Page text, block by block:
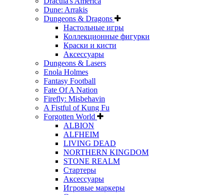
Dune: Arrakis
Dungeons & Dragons
Настольные игры
Коллекционные фигурки
Краски и кисти
Аксессуары
Dungeons & Lasers
Enola Holmes
Fantasy Football
Fate Of A Nation
Firefly: Misbehavin
A Fistful of Kung Fu
Forgotten World
ALBION
ALFHEIM
LIVING DEAD
NORTHERN KINGDOM
STONE REALM
Стартеры
Аксессуары
Игровые маркеры